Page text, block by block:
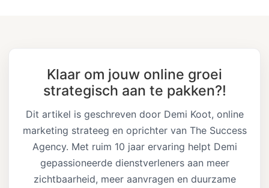
Klaar om jouw online groei
strategisch aan te pakken?!
Dit artikel is geschreven door Demi Koot, online
marketing strateeg en oprichter van The Success
Agency. Met ruim 10 jaar ervaring helpt Demi
gepassioneerde dienstverleners aan meer
zichtbaarheid, meer aanvragen en duurzame